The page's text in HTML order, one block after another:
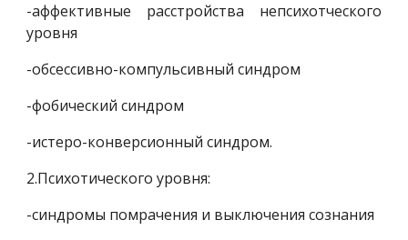
-аффективные расстройства непсихотческого
уровня
-обсессивно-компульсивный синдром
-фобический синдром
-истеро-конверсионный синдром.
2.Психотического уровня:
-синдромы помрачения и выключения сознания